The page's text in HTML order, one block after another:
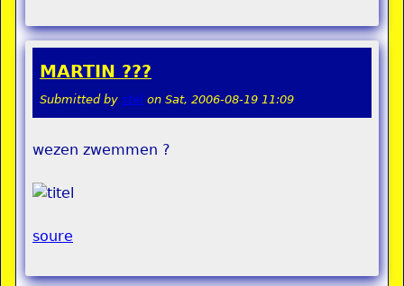
MARTIN ???
Submitted by stel on Sat, 2006-08-19 11:09
wezen zwemmen ?
soure